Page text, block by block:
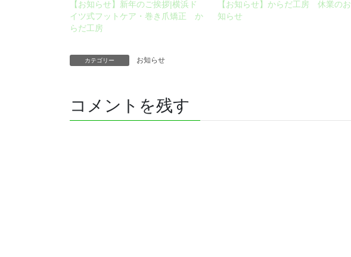
【お知らせ】新年のご挨拶|横浜ド
イツ式フットケア・巻き爪矯正 か
らだ工房
【お知らせ】からだ工房 休業のお
知らせ
カテゴリー お知らせ
コメントを残す